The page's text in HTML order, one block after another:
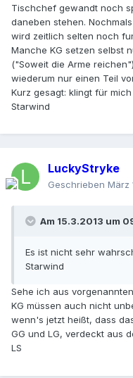
Tischchef gewandt noch
daneben stehen.
wird zeitlich selten noch
Manche KG setzen selbst
("Soweit die Arme
wiederum nur einen Teil
Kurz gesagt: klingt für
Starwind
LuckyStryke
Geschrieben März
Am 15.3.2013 um
Es ist nicht sehr
Starwind
Sehe ich aus
KG müssen auch nicht
wenn's jetzt heißt, dass
GG und LG, verdeckt aus
LS